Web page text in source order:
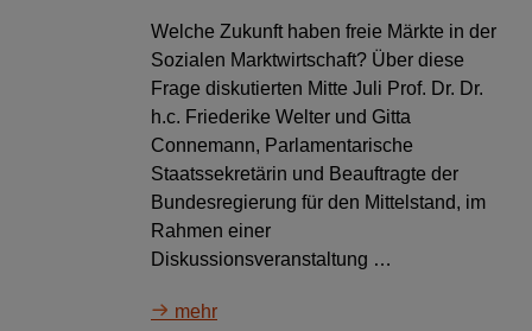
Welche Zukunft haben freie Märkte in der
Sozialen Marktwirtschaft? Über diese
Frage diskutierten Mitte Juli Prof. Dr. Dr.
h.c. Friederike Welter und Gitta
Connemann, Parlamentarische
Staatssekretärin und Beauftragte der
Bundesregierung für den Mittelstand, im
Rahmen einer
Diskussionsveranstaltung …
mehr